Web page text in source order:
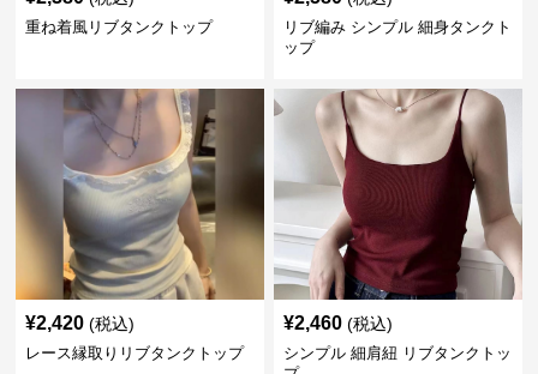
重ね着風リブタンクトップ
リブ編み シンプル 細身タンクト
ップ
¥2,420 (税込)
レース縁取りリブタンクトップ
¥2,460 (税込)
シンプル 細肩紐 リブタンクトッ